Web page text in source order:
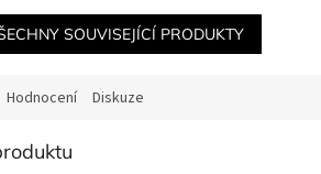
SOUVISEJÍCÍ PRODUKTY
Hodnocení Diskuze